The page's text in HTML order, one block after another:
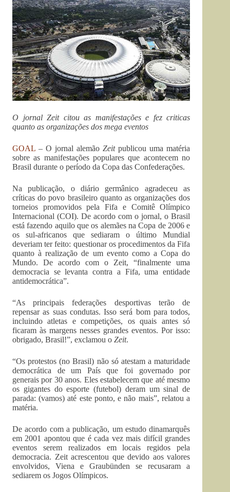
O jornal Zeit citou as manifestações e fez criticas
quanto as organizações dos mega eventos
GOAL – O jornal alemãoZeitpublicou uma matéria
sobre as manifestações populares que acontecem no
Brasil durante o período da Copa das Confederações.
Na publicação, o diário germânico agradeceu as
críticas do povo brasileiro quanto as organizações dos
torneios promovidos pela Fifa e Comitê Olímpico
Internacional (COI). De acordo com o jornal, o Brasil
está fazendo aquilo que os alemães na Copa de 2006 e
os sul-africanos que sediaram o último Mundial
deveriam ter feito: questionar os procedimentos da Fifa
quanto à realização de um evento como a Copa do
Mundo. De acordo com o Zeit, “finalmente uma
democracia se levanta contra a Fifa, uma entidade
antidemocrática”.
“As principais federações desportivas terão de
repensar as suas condutas. Isso será bom para todos,
incluindo atletas e competições, os quais antes só
ficaram às margens nesses grandes eventos. Por isso:
obrigado, Brasil!”, exclamou o Zeit.
“Os protestos (no Brasil) não só atestam a maturidade
democrática de um País que foi governado por
generais por 30 anos. Eles estabelecem que até mesmo
os gigantes do esporte (futebol) deram um sinal de
parada: (vamos) até este ponto, e não mais”, relatou a
matéria.
De acordo com a publicação, um estudo dinamarquês
em 2001 apontou que é cada vez mais difícil grandes
eventos serem realizados em locais regidos pela
democracia. Zeit acrescentou que devido aos valores
envolvidos, Viena e Graubünden se recusaram a
sediarem os Jogos Olímpicos.